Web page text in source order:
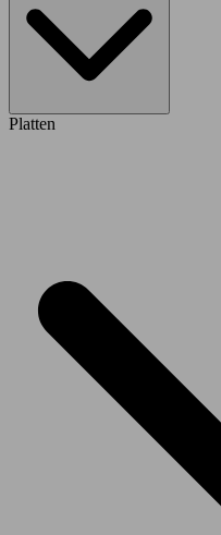
Platten